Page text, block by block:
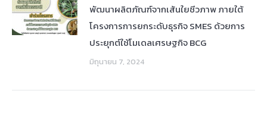
พัฒนาผลิตภัณฑ์จากเส้นใยชีวภาพ ภายใต้
โครงการการยกระดับธุรกิจ SMES ด้วยการ
ประยุกต์ใช้โมเดลเศรษฐกิจ BCG
มิถุนายน 7, 2024